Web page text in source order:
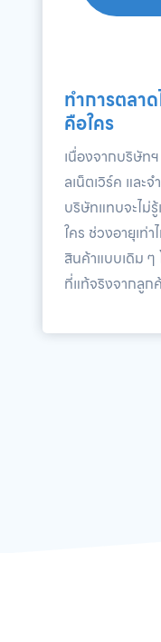
ทำการตลา
คือใคร
เนื่องจากบริษัท
ลเน็ตเวิร์ค และ
บริษัทแทบจะไม่
ใคร ช่วงอายุเท่
สินค้าแบบเดิม
ที่แท้จริงจากลูก